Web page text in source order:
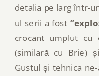
detalia pe larg într-
ul serii a fost
crocant umplut cu
(similară cu Brie)
Gustul și tehnica